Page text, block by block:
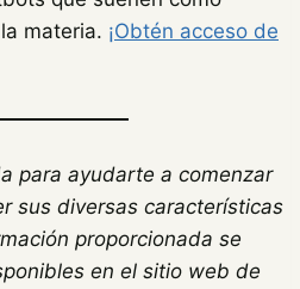
materia. ¡Obtén acceso de
para ayudarte a comenzar
sus diversas características
proporcionada se
en el sitio web de